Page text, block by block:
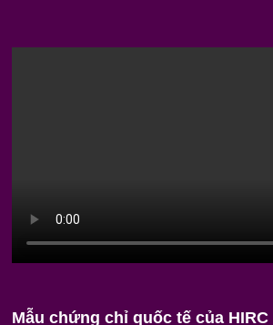
Mẫu chứng chỉ quốc tế của HIRC